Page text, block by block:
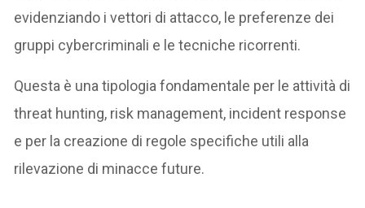
evidenziando i vettori di attacco, le preferenze dei
gruppi cybercriminali e le tecniche ricorrenti.
Questa è una tipologia fondamentale per le attività di
threat hunting, risk management, incident response
e per la creazione di regole specifiche utili alla
rilevazione di minacce future.